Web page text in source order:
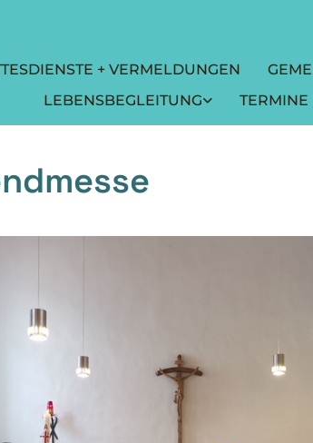
+ VERMELDUNGEN
LEBENSBEGLEITUNG
TERMINE